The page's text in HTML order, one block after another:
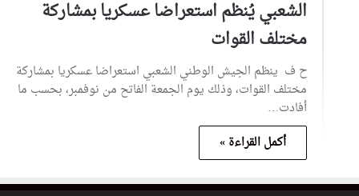
الشعبي يُنظم استعراضا عسكريا بمشاركة
مختلف القوات
ح ف ينظم الجيش الوطني الشعبي استعراضا عسكريا بمشاركة
مختلف القوات، وذلك يوم الجمعة الفاتح من نوفمبر، بحسب ما
أفادت…
أكمل القراءة »